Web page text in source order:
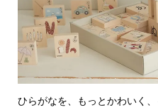
ひらがなを、もっとかわいく